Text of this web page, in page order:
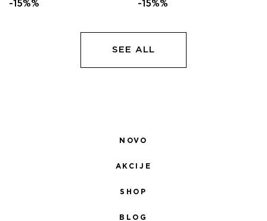
5.100,00 RSD.
ЦЕНА
-15%% -15%%
SEE ALL
NOVO
AKCIJE
SHOP
BLOG